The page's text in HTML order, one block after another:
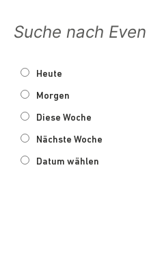
Heute
Morgen
Diese Woche
Nächste Woche
Datum wählen